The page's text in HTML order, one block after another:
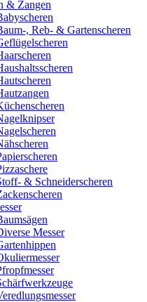
& Zangen
, Reb- & Gartenscheren
& Schneiderscheren
Messer